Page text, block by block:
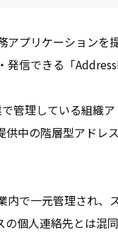
アプリケーション
発信できる「
管理している組織
供中の階層型アド
内で一元管理され
の個人連絡先とは